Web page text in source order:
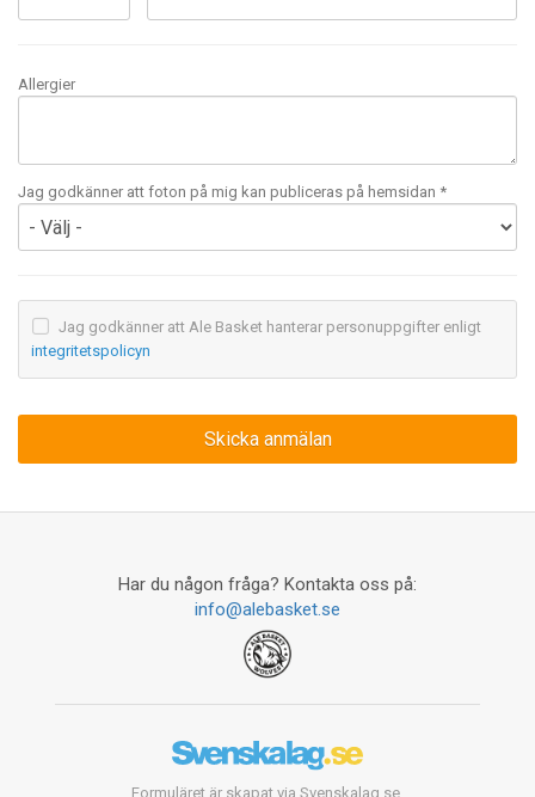
Allergier
Jag godkänner att foton på mig kan publiceras på hemsidan *
Jag godkänner att Ale Basket hanterar personuppgifter enligt
integritetspolicyn
Har du någon fråga? Kontakta oss på:
info@alebasket.se
Formuläret är skapat via Svenskalag.se.